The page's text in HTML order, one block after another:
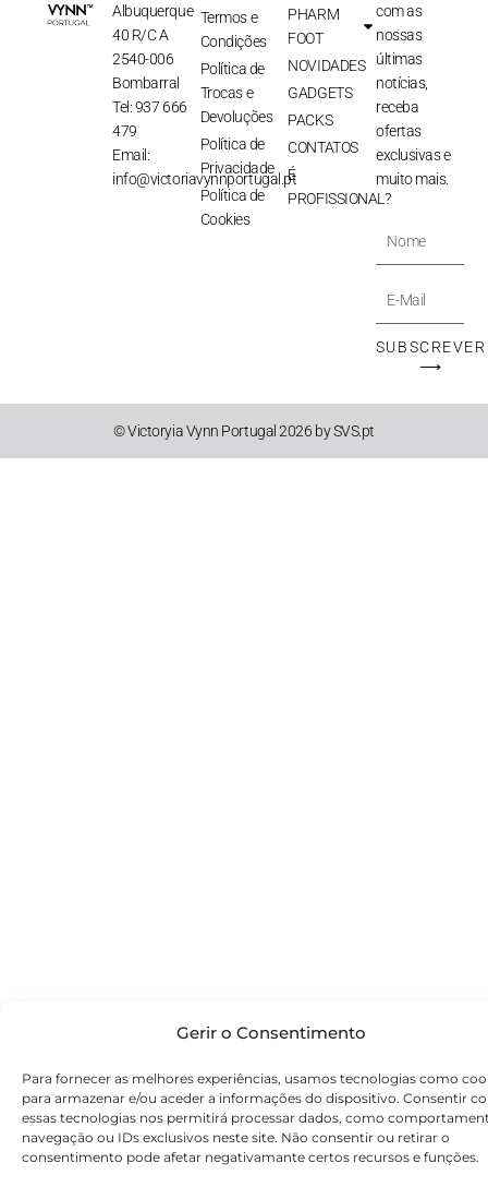
Gerir o Consentimento
Para fornecer as melhores experiências, usamos tecnologias como
para armazenar e/ou aceder a informações do dispositivo. Consentir
essas tecnologias nos permitirá processar dados, como
navegação ou IDs exclusivos neste site. Não consentir ou retirar o
consentimento pode afetar negativamante certos recursos e funções.
Albuquerque
40 R/C A
2540-006
Bombarral
Tel: 937 666
479
Email:
info@victoriavynnportugal.pt
Termos e
Condições
Política de
Trocas e
Devoluções
Política de
Privacidade
Política de
Cookies
PHARM
FOOT
NOVIDADES
GADGETS
PACKS
CONTATOS
É
PROFISSIONAL?
com as
nossas
últimas
notícias,
receba
ofertas
exclusivas e
muito mais.
Nome
E-
Mail
SUBSCREVER
⟶
© Victoryia Vynn Portugal 2026 by SVS.pt